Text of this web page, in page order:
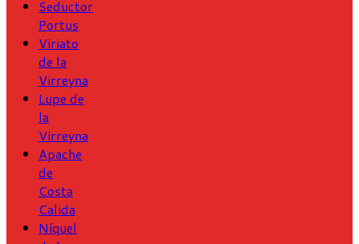
Seductor
Portus
Viriato
de la
Virreyna
Lupe de
la
Virreyna
Apache
de
Costa
Calida
Níquel